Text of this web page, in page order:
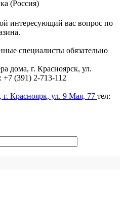
(Россия)
интересующий вас вопрос по
специалисты обязательно
дома, г. Красноярск, ул.
+7 (391) 2-713-112
Красноярк, ул. 9 Мая, 77 тел: